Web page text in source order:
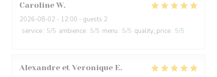
Caroline W
2026-08-02 - 12:00 - guests 2
service : 5/5 ambience : 5/5 menu : 5/5 quality_price : 5/5
Alexandre et Veronique E